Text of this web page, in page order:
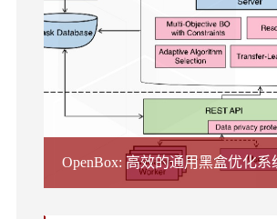
OpenBox: 高效的通用黑盒优化系